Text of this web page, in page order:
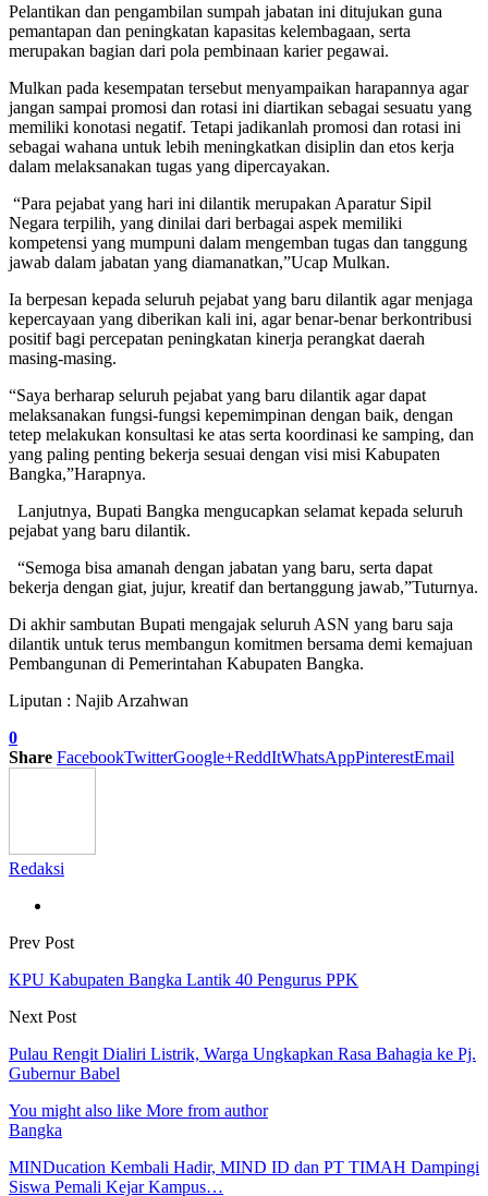
Pelantikan dan pengambilan sumpah jabatan ini ditujukan guna
pemantapan dan peningkatan kapasitas kelembagaan, serta
merupakan bagian dari pola pembinaan karier pegawai.
Mulkan pada kesempatan tersebut menyampaikan harapannya agar
jangan sampai promosi dan rotasi ini diartikan sebagai sesuatu yang
memiliki konotasi negatif. Tetapi jadikanlah promosi dan rotasi ini
sebagai wahana untuk lebih meningkatkan disiplin dan etos kerja
dalam melaksanakan tugas yang dipercayakan.
“Para pejabat yang hari ini dilantik merupakan Aparatur Sipil
Negara terpilih, yang dinilai dari berbagai aspek memiliki
kompetensi yang mumpuni dalam mengemban tugas dan tanggung
jawab dalam jabatan yang diamanatkan,”Ucap Mulkan.
Ia berpesan kepada seluruh pejabat yang baru dilantik agar menjaga
kepercayaan yang diberikan kali ini, agar benar-benar berkontribusi
positif bagi percepatan peningkatan kinerja perangkat daerah
masing-masing.
“Saya berharap seluruh pejabat yang baru dilantik agar dapat
melaksanakan fungsi-fungsi kepemimpinan dengan baik, dengan
tetep melakukan konsultasi ke atas serta koordinasi ke samping, dan
yang paling penting bekerja sesuai dengan visi misi Kabupaten
Bangka,”Harapnya.
Lanjutnya, Bupati Bangka mengucapkan selamat kepada seluruh
pejabat yang baru dilantik.
“Semoga bisa amanah dengan jabatan yang baru, serta dapat
bekerja dengan giat, jujur, kreatif dan bertanggung jawab,”Tuturnya.
Di akhir sambutan Bupati mengajak seluruh ASN yang baru saja
dilantik untuk terus membangun komitmen bersama demi kemajuan
Pembangunan di Pemerintahan Kabupaten Bangka.
Liputan : Najib Arzahwan
0
Share FacebookTwitterGoogle+ReddItWhatsAppPinterestEmail
Redaksi
Prev Post
KPU Kabupaten Bangka Lantik 40 Pengurus PPK
Next Post
Pulau Rengit Dialiri Listrik, Warga Ungkapkan Rasa Bahagia ke Pj.
Gubernur Babel
You might also like More from author
Bangka
MINDucation Kembali Hadir, MIND ID dan PT TIMAH Dampingi
Siswa Pemali Kejar Kampus…